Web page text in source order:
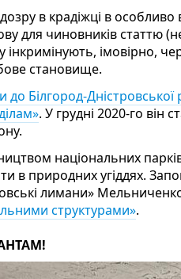
в крадіжці в
для чиновників статтю
імовірно,
становище.
до Білгород-
. У грудні 2020-го він
національних
в природних угіддях.
лимани»
структурами».